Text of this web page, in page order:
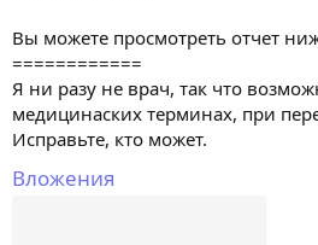
Вы можете просмотреть отчет
============
Я ни разу не врач, так что
медицинаских терминах, при
Исправьте, кто может.
Вложения